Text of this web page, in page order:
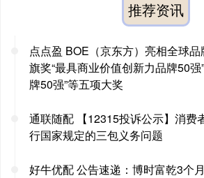
推荐资讯
点点盈 BOE（京东方）亮相全球
旗奖“最具商业价值创新力品牌50强
牌50强”等五项大奖
通联随配 【12315投诉公示】消费
行国家规定的三包义务问题
好牛优配 公告速递：博时富乾3个